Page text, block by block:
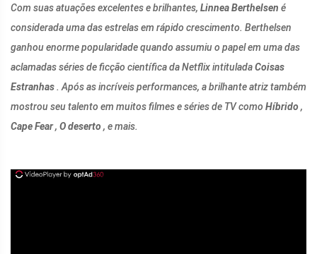
Com suas atuações excelentes e brilhantes, Linnea Berthelsen é
considerada uma das estrelas em rápido crescimento. Berthelsen
ganhou enorme popularidade quando assumiu o papel em uma das
aclamadas séries de ficção científica da Netflix intituladaCoisas
Estranhas . Após as incríveis performances, a brilhante atriz também
mostrou seu talento em muitos filmes e séries de TV como Híbrido,
Cape Fear, O deserto, e mais.